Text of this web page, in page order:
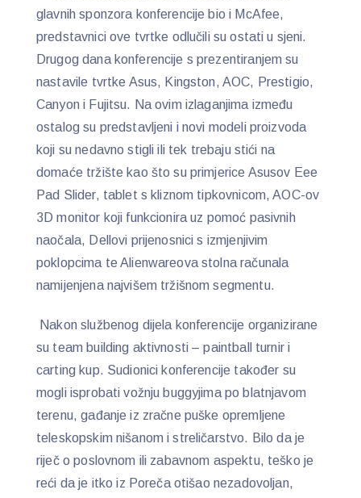
glavnih sponzora konferencije bio i McAfee,
predstavnici ove tvrtke odlučili su ostati u sjeni.
Drugog dana konferencije s prezentiranjem su
nastavile tvrtke Asus, Kingston, AOC, Prestigio,
Canyon i Fujitsu. Na ovim izlaganjima između
ostalog su predstavljeni i novi modeli proizvoda
koji su nedavno stigli ili tek trebaju stići na
domaće tržište kao što su primjerice Asusov Eee
Pad Slider, tablet s kliznom tipkovnicom, AOC-ov
3D monitor koji funkcionira uz pomoć pasivnih
naočala, Dellovi prijenosnici s izmjenjivim
poklopcima te Alienwareova stolna računala
namijenjena najvišem tržišnom segmentu.
Nakon službenog dijela konferencije organizirane
su team building aktivnosti – paintball turnir i
carting kup. Sudionici konferencije također su
mogli isprobati vožnju buggyjima po blatnjavom
terenu, gađanje iz zračne puške opremljene
teleskopskim nišanom i streličarstvo. Bilo da je
riječ o poslovnom ili zabavnom aspektu, teško je
reći da je itko iz Poreča otišao nezadovoljan,